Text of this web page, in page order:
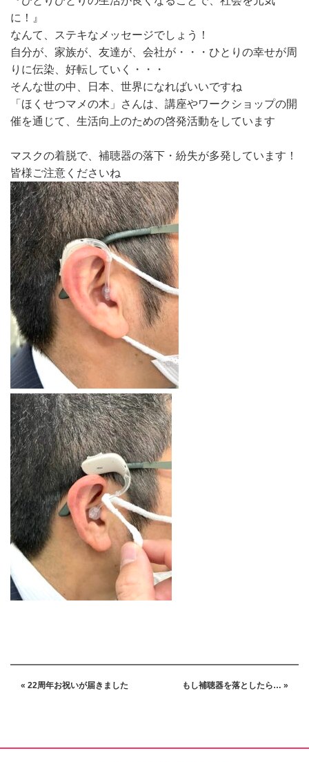
に！』
なんて、ステキなメッセージでしょう！
自分が、家族が、友達が、会社が・・・ひとりの幸せが周
りに伝染、好転していく・・・
そんな世の中、日本、世界になればいいですね
「ほくせつマメの木」さんは、講座やワークショップの開
催を通じて、生活向上のための啓発活動をしています
マスクの着脱で、補聴器の落下・紛失が多発しています！
皆様ご注意くださいね
« 22周年お祝いが届きました もし補聴器を落としたら… »